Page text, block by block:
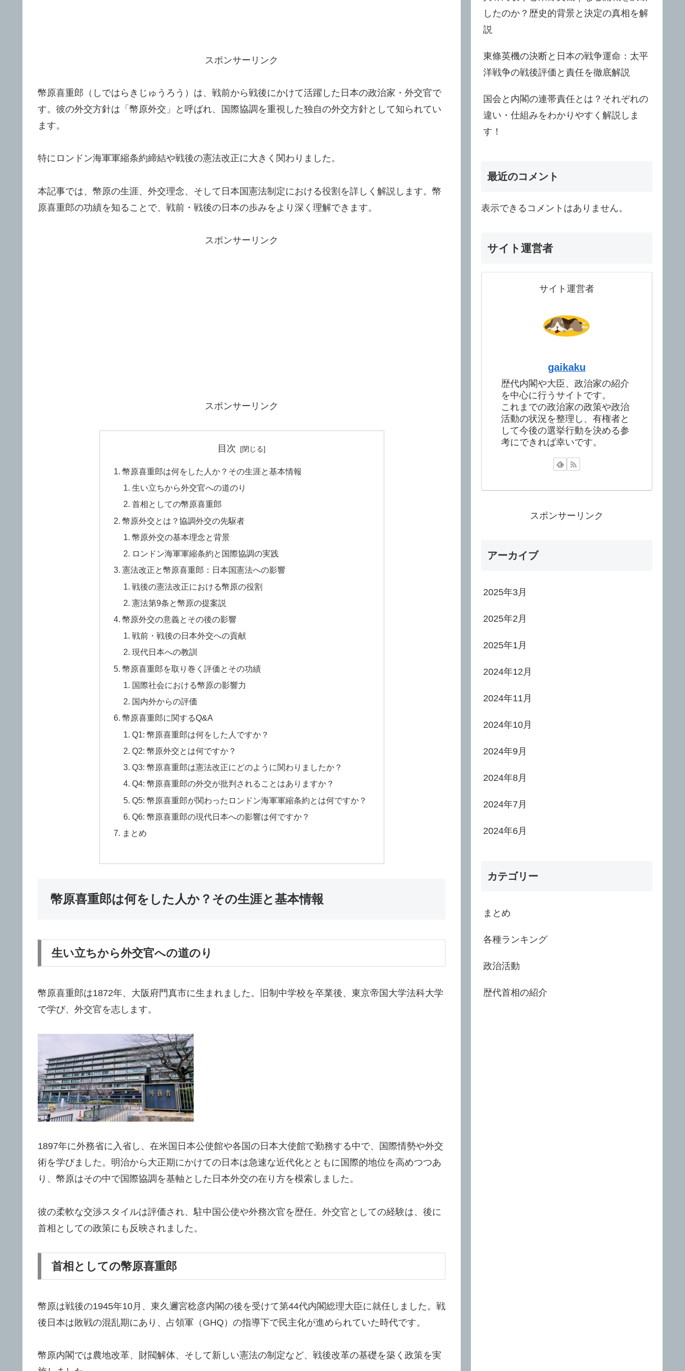
スポンサーリンク
幣原喜重郎（しではらきじゅうろう）は、戦前から戦後にかけて活躍した日本の政治家・外交官で
す。彼の外交方針は「幣原外交」と呼ばれ、国際協調を重視した独自の外交方針として知られてい
ます。
特にロンドン海軍軍縮条約締結や戦後の憲法改正に大きく関わりました。
本記事では、幣原の生涯、外交理念、そして日本国憲法制定における役割を詳しく解説します。幣
原喜重郎の功績を知ることで、戦前・戦後の日本の歩みをより深く理解できます。
スポンサーリンク
スポンサーリンク
目次
幣原喜重郎は何をした人か？その生涯と基本情報
生い立ちから外交官への道のり
首相としての幣原喜重郎
幣原外交とは？協調外交の先駆者
幣原外交の基本理念と背景
ロンドン海軍軍縮条約と国際協調の実践
憲法改正と幣原喜重郎：日本国憲法への影響
戦後の憲法改正における幣原の役割
憲法第9条と幣原の提案説
幣原外交の意義とその後の影響
戦前・戦後の日本外交への貢献
現代日本への教訓
幣原喜重郎を取り巻く評価とその功績
国際社会における幣原の影響力
国内外からの評価
幣原喜重郎に関するQ&A
Q1: 幣原喜重郎は何をした人ですか？
Q2: 幣原外交とは何ですか？
Q3: 幣原喜重郎は憲法改正にどのように関わりましたか？
Q4: 幣原喜重郎の外交が批判されることはありますか？
Q5: 幣原喜重郎が関わったロンドン海軍軍縮条約とは何ですか？
Q6: 幣原喜重郎の現代日本への影響は何ですか？
まとめ
幣原喜重郎は何をした人か？その生涯と基本情報
生い立ちから外交官への道のり
幣原喜重郎は1872年、大阪府門真市に生まれました。旧制中学校を卒業後、東京帝国大学法科大学
で学び、外交官を志します。
1897年に外務省に入省し、在米国日本公使館や各国の日本大使館で勤務する中で、国際情勢や外交
術を学びました。明治から大正期にかけての日本は急速な近代化とともに国際的地位を高めつつあ
り、幣原はその中で国際協調を基軸とした日本外交の在り方を模索しました。
彼の柔軟な交渉スタイルは評価され、駐中国公使や外務次官を歴任。外交官としての経験は、後に
首相としての政策にも反映されました。
首相としての幣原喜重郎
幣原は戦後の1945年10月、東久邇宮稔彦内閣の後を受けて第44代内閣総理大臣に就任しました。戦
後日本は敗戦の混乱期にあり、占領軍（GHQ）の指導下で民主化が進められていた時代です。
幣原内閣では農地改革、財閥解体、そして新しい憲法の制定など、戦後改革の基礎を築く政策を実
したのか？歴史的背景と決定の真相を解
説
東條英機の決断と日本の戦争運命：太平
洋戦争の戦後評価と責任を徹底解説
国会と内閣の連帯責任とは？それぞれの
違い・仕組みをわかりやすく解説しま
す！
最近のコメント
表示できるコメントはありません。
サイト運営者
サイト運営者
gaikaku
歴代内閣や大臣、政治家の紹介
を中心に行うサイトです。
これまでの政治家の政策や政治
活動の状況を整理し、有権者と
して今後の選挙行動を決める参
考にできれば幸いです。
スポンサーリンク
アーカイブ
2025年3月
2025年2月
2025年1月
2024年12月
2024年11月
2024年10月
2024年9月
2024年8月
2024年7月
2024年6月
カテゴリー
まとめ
各種ランキング
政治活動
歴代首相の紹介